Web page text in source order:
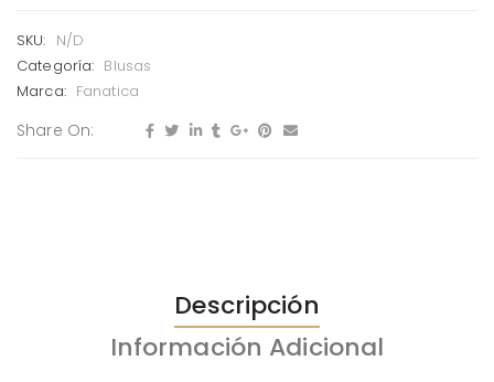
SKU: N/D
Categoría: Blusas
Marca: Fanatica
Share On:
Descripción
Información Adicional